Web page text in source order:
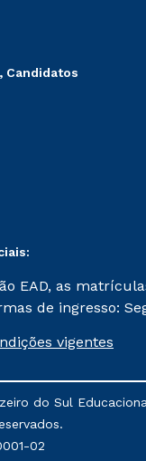
Candidatos
EAD, as
de ingresso:
a taxa de
referentes aos
para a Docência e
Questões Atuais.
vigentes
do Sul
02